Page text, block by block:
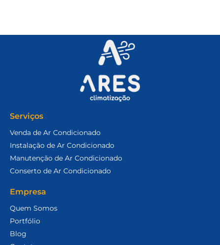
Serviços
Venda de Ar Condicionado
Instalação de Ar Condicionado
Manutenção de Ar Condicionado
Conserto de Ar Condicionado
Empresa
Quem Somos
Portfólio
Blog